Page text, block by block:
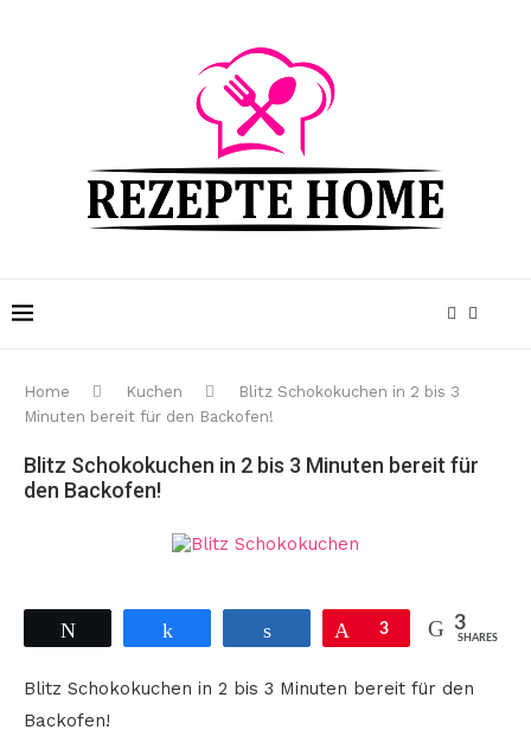
Home Kuchen
Blitz Schokokuchen in 2 bis 3
Minuten bereit für den Backofen!
Blitz Schokokuchen in 2 bis 3 Minuten bereit für
den Backofen!
Pin
3 3
SHARES
Blitz Schokokuchen in 2 bis 3 Minuten bereit für den
Backofen!